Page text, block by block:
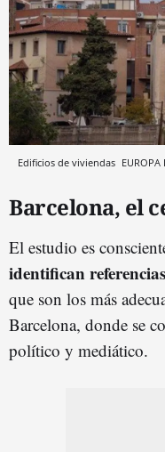
Edificios de viviendas EUROPA
Barcelona, el
El estudio es
identifican
que son los más
Barcelona, donde se
político y mediático.